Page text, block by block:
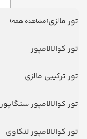
تور مالزی(مشاهده همه)
تور کوالالامپور
تور ترکیبی مالزی
تور کوالالامپور سنگاپور
تور کوالالامپور لنکاوی